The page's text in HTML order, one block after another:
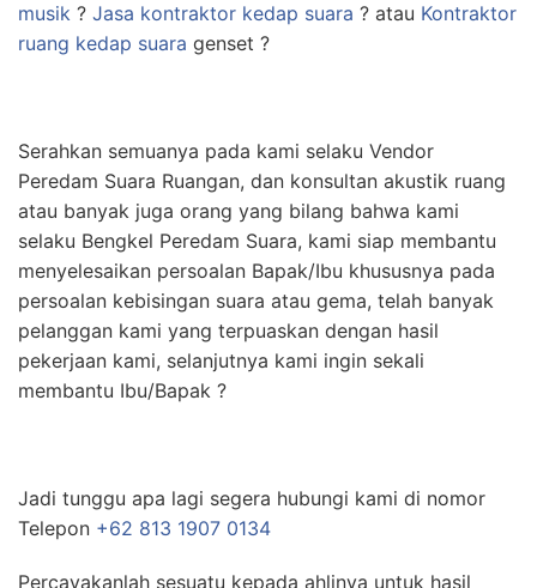
musik ? Jasa kontraktor kedap suara ? atau Kontraktor
ruang kedap suara genset ?
Serahkan semuanya pada kami selaku Vendor
Peredam Suara Ruangan, dan konsultan akustik ruang
atau banyak juga orang yang bilang bahwa kami
selaku Bengkel Peredam Suara, kami siap membantu
menyelesaikan persoalan Bapak/Ibu khususnya pada
persoalan kebisingan suara atau gema, telah banyak
pelanggan kami yang terpuaskan dengan hasil
pekerjaan kami, selanjutnya kami ingin sekali
membantu Ibu/Bapak ?
Jadi tunggu apa lagi segera hubungi kami di nomor
Telepon +62 813 1907 0134
Percayakanlah sesuatu kepada ahlinya untuk hasil